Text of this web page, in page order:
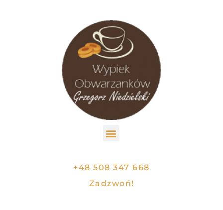
+48 508 347 668
Zadzwoń!